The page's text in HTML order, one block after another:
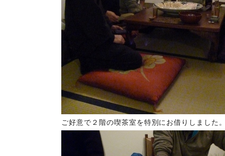
ご好意で２階の喫茶室を特別にお借りしました